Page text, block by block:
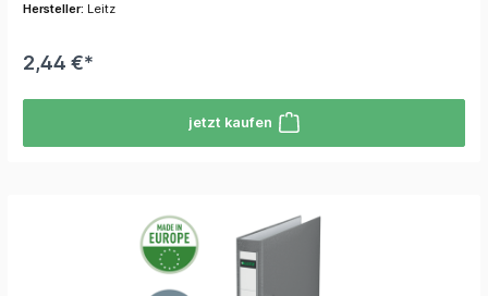
Hersteller: Leitz
2,44 €*
jetzt kaufen